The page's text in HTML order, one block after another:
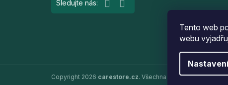
Tento web
webu
Nastavení
Copyright 2026 carestore.cz. Všechna práva vyhrazena.